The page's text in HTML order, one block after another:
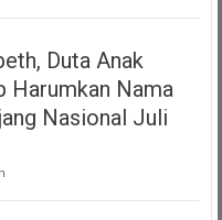
Elizabeth
Duta
Sumsel
Menginspirasi
Modelling
Duta Anak
Harumkan Nama
Nasional Juli
pada
Elizabeth,